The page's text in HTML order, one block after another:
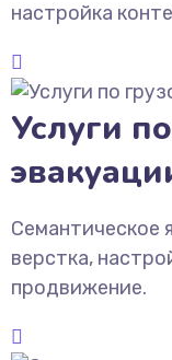
настройка
Услуги
Семантическое
верстка,
продвижение.